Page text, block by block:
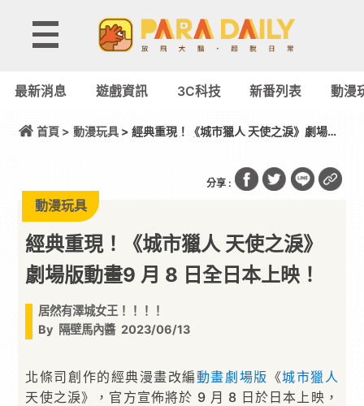
最新消息 遊戲資訊 3C科技 新番列表 動漫
首頁 > 動漫玩具> 經典重現！《城市獵人 天使之淚》劇場版
分享 :
動漫玩具
經典重現！《城市獵人 天使之淚》
劇場版動畫9 月 8 日全日本上映！
居然有澤城女王！！！！
By 隔壁馬內醬 2023/06/13
北條司創作的經典漫畫改編動畫劇場版 《城市獵人
天使之淚》，官方宣佈將於 9 月 8 日於日本上映，